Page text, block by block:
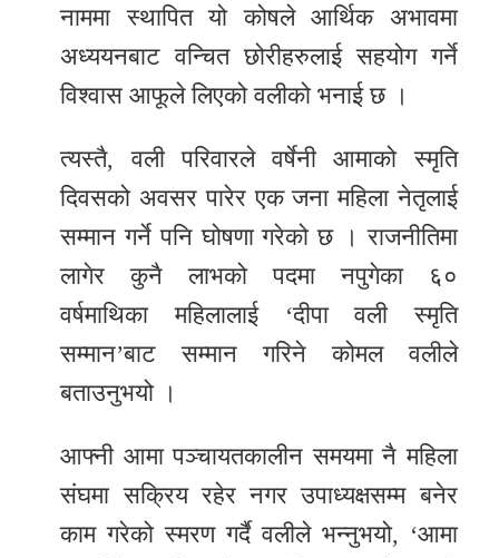
नाममा स्थापित यो कोषले आर्थिक अभावमा
अध्ययनबाट वन्चित छोरीहरुलाई सहयोग गर्ने
विश्वास आफूले लिएको वलीको भनाई छ ।
त्यस्तै, वली परिवारले वर्षेनी आमाको स्मृति
दिवसको अवसर पारेर एक जना महिला नेतृलाई
सम्मान गर्ने पनि घोषणा गरेको छ । राजनीतिमा
लागेर कुनै लाभको पदमा नपुगेका ६०
वर्षमाथिका महिलालाई ‘दीपा वली स्मृति
सम्मान’बाट सम्मान गरिने कोमल वलीले
बताउनुभयो ।
आफ्नी आमा पञ्चायतकालीन समयमा नै महिला
संघमा सक्रिय रहेर नगर उपाध्यक्षसम्म बनेर
काम गरेको स्मरण गर्दै वलीले भन्नुभयो, ‘आमा